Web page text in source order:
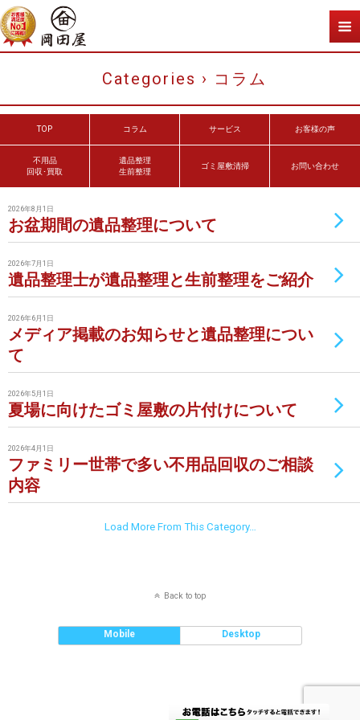
Categories › コラム
TOP コラム サービス お客様の声
不用品
回収･買取
遺品整理
生前整理
ゴミ屋敷清掃 お問い合わせ
2026年8月1日
お盆期間の遺品整理について
2026年7月1日
遺品整理士が遺品整理と生前整理をご紹介
2026年6月1日
メディア掲載のお知らせと遺品整理につい
て
2026年5月1日
夏場に向けたゴミ屋敷の片付けについて
2026年4月1日
ファミリー世帯で多い不用品回収のご相談
内容
Load More From This Category…
Back to top
Mobile Desktop